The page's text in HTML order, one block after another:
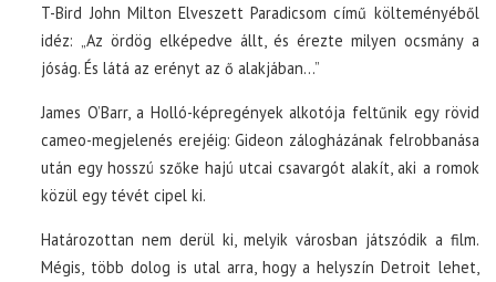
T-Bird John Milton Elveszett Paradicsom című költeményéből
idéz: „Az ördög elképedve állt, és érezte milyen ocsmány a
jóság. És látá az erényt az ő alakjában…”
James O’Barr, a Holló-képregények alkotója feltűnik egy rövid
cameo-megjelenés erejéig: Gideon zálogházának felrobbanása
után egy hosszú szőke hajú utcai csavargót alakít, aki a romok
közül egy tévét cipel ki.
Határozottan nem derül ki, melyik városban játszódik a film.
Mégis, több dolog is utal arra, hogy a helyszín Detroit lehet,